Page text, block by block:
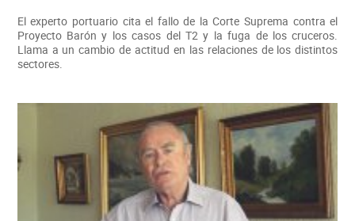
El experto portuario cita el fallo de la Corte Suprema contra el
Proyecto Barón y los casos del T2 y la fuga de los cruceros.
Llama a un cambio de actitud en las relaciones de los distintos
sectores.